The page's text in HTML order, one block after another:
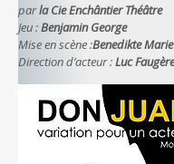
parla Cie Enchântier Théâtre
Jeu :Benjamin George
Mise en scène :Benedikte
Direction d’acteur :Luc Faugère